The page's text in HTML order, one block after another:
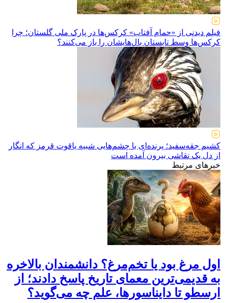
فیلم دیدنی از «حمام آفتاب» کرکس‌ها در پارک ملی گلستان؛ چرا
کرکس‌ها وسط تابستان بال‌هایشان را باز می‌کنند؟
کشیم جقه‌سفید؛ پرنده‌ای با چشم‌هایی شبیه یاقوت قرمز که انگار
از دل یک نقاشی بیرون آمده است
خبرهای مرتبط
اول مرغ بود یا تخم‌مرغ؟ دانشمندان بالاخره
به قدیمی‌ترین معمای تاریخ پاسخ دادند؛ از
ارسطو تا دایناسورها، علم چه می‌گوید؟